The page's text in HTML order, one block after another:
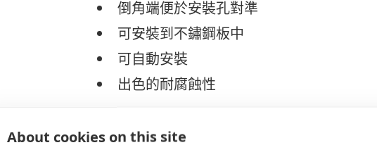
About cookies on this site
倒角端便於安裝孔對準
可安裝到不鏽鋼板中
可自動安裝
出色的耐腐蝕性